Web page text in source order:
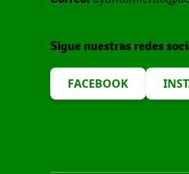
Sigue nuestras redes
FACEBOOK